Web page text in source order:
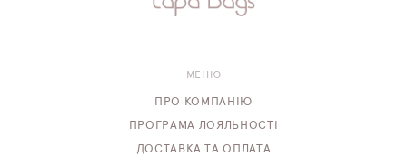
МЕНЮ
ПРО КОМПАНІЮ
ПРОГРАМА ЛОЯЛЬНОСТІ
ДОСТАВКА ТА ОПЛАТА